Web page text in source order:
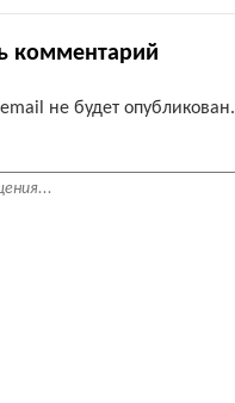
комментарий
не будет опубликован.